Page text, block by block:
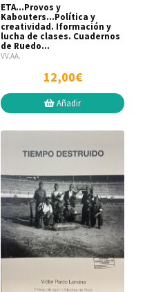
ETA...Provos y
Kabouters...Política y
creatividad. Iformación y
lucha de clases. Cuadernos
de Ruedo...
VV.AA.
12,00€
Añadir